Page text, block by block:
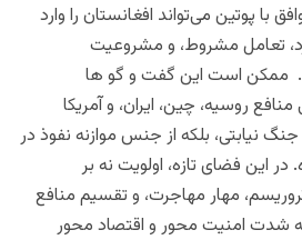
با پوتین می‌تواند افغانستان را وارد
تعامل مشروط، و مشروعیت
ممکن است این گفت و گو ها
روسیه، چین، ایران، و آمریکا
نیابتی، بلکه از جنس موازنه نفوذ در
این فضای تازه، اولویت نه بر
مهار مهاجرت، و تقسیم منافع
شدت امنیت محور و اقتصاد محور